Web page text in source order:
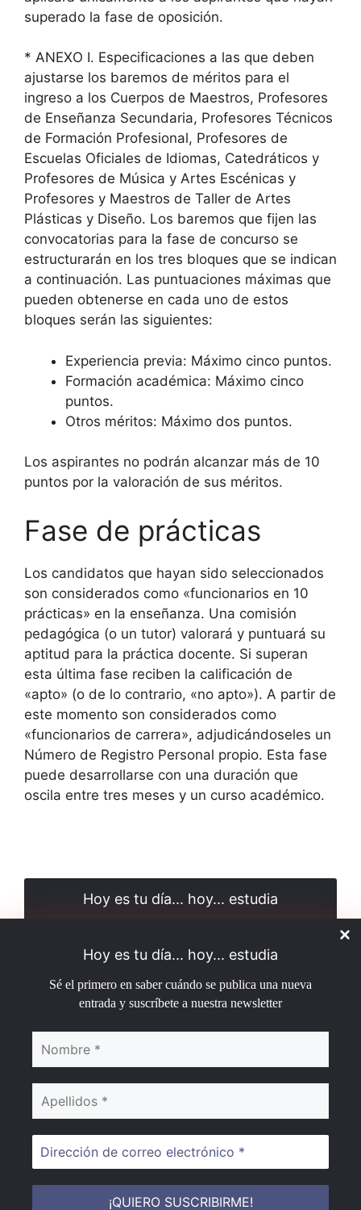
superado la fase de oposición.
* ANEXO I. Especificaciones a las que deben
ajustarse los baremos de méritos para el
ingreso a los Cuerpos de Maestros, Profesores
de Enseñanza Secundaria, Profesores Técnicos
de Formación Profesional, Profesores de
Escuelas Oficiales de Idiomas, Catedráticos y
Profesores de Música y Artes Escénicas y
Profesores y Maestros de Taller de Artes
Plásticas y Diseño. Los baremos que fijen las
convocatorias para la fase de concurso se
estructurarán en los tres bloques que se indican
a continuación. Las puntuaciones máximas que
pueden obtenerse en cada uno de estos
bloques serán las siguientes:
Experiencia previa: Máximo cinco puntos.
Formación académica: Máximo cinco
puntos.
Otros méritos: Máximo dos puntos.
Los aspirantes no podrán alcanzar más de 10
puntos por la valoración de sus méritos.
Fase de prácticas
Los candidatos que hayan sido seleccionados
son considerados como «funcionarios en 10
prácticas» en la enseñanza. Una comisión
pedagógica (o un tutor) valorará y puntuará su
aptitud para la práctica docente. Si superan
esta última fase reciben la calificación de
«apto» (o de lo contrario, «no apto»). A partir de
este momento son considerados como
«funcionarios de carrera», adjudicándoseles un
Número de Registro Personal propio. Esta fase
puede desarrollarse con una duración que
oscila entre tres meses y un curso académico.
Hoy es tu día... hoy... estudia
Sé el primero en saber cuándo se publica una nueva
entrada y suscríbete a nuestra newsletter
Hoy es tu día... hoy... estudia
entrada y suscríbete a nuestra newsletter
¡No enviamos spam! Lee nuestrapolítica de privacidad
para más información.